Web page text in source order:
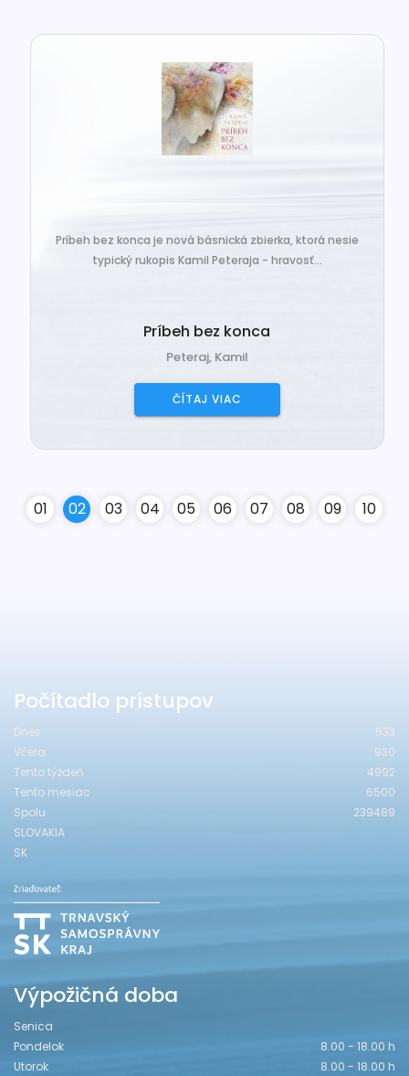
Príbeh bez konca je nová básnická zbierka, ktorá nesie
typický rukopis Kamil Peteraja - hravosť...
Príbeh bez konca
Peteraj, Kamil
ČÍTAJ VIAC
01 02 03 04 05 06 07 08 09 10
Počítadlo prístupov
Dnes
533
Včera
930
Tento týždeň
4992
Tento mesiac
6500
Spolu
239489
SLOVAKIA
SK
Výpožičná doba
Senica
Pondelok
8.00 - 18.00 h
Utorok
8.00 - 18.00 h